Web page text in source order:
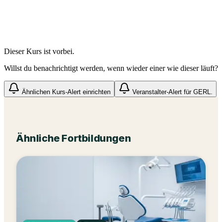
Dieser Kurs ist vorbei.
Willst du benachrichtigt werden, wenn wieder einer wie dieser läuft?
Ähnlichen Kurs-Alert einrichten Veranstalter-Alert für GERL.
Ähnliche Fortbildungen